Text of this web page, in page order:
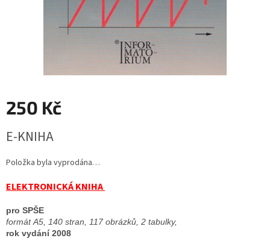
250 Kč
cena:
E-KNIHA
Položka byla vyprodána…
ELEKTRONICKÁ KNIHA
pro SPŠE
formát A5, 140 stran, 117 obrázků, 2 tabulky,
rok vydání 2008